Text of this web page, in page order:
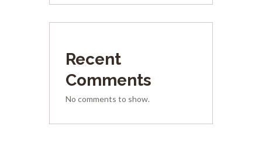
Recent
Comments
No comments to show.